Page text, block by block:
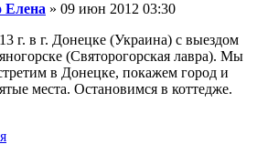
Елена » 09 июн 2012 03:30
г. в г. Донецке (Украина) с выездом
(Святорогорская лавра). Мы
в Донецке, покажем город и
места. Остановимся в коттедже.